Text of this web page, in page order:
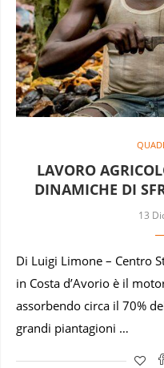
LAVORO
DINAMICHE DI
13
Di Luigi Limone – Centro
in Costa d’Avorio è il
assorbendo circa il 70%
grandi piantagioni …